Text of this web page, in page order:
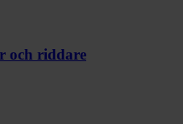
och riddare